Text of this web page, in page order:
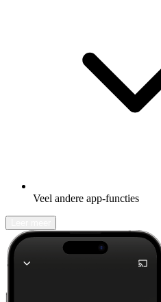
Veel andere app-functies